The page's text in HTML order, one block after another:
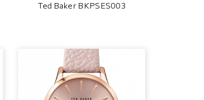
Ted Baker BKPSES003